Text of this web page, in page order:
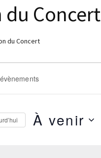
du Concert
du Concert
À venir